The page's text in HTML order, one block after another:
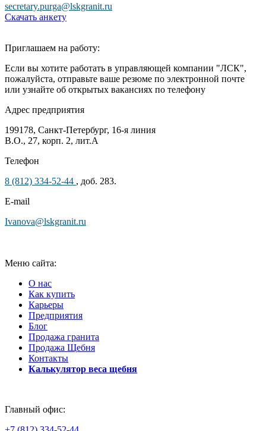
secretary.purga@lskgranit.ru
Скачать анкету
Приглашаем на работу:
Если вы хотите работать в управляющей компании "ЛСК",
пожалуйста, отправьте ваше резюме по электронной почте
или узнайте об открытых вакансиях по телефону
Адрес предприятия
199178, Санкт-Петербург, 16-я линия
В.О., 27, корп. 2, лит.А
Телефон
8 (812) 334-52-44 , доб. 283.
Е-mail
Ivanova@lskgranit.ru
Меню сайта:
О нас
Как купить
Карьеры
Предприятия
Блог
Продажа гранита
Продажа Щебня
Контакты
Калькулятор веса щебня
Главный офис: